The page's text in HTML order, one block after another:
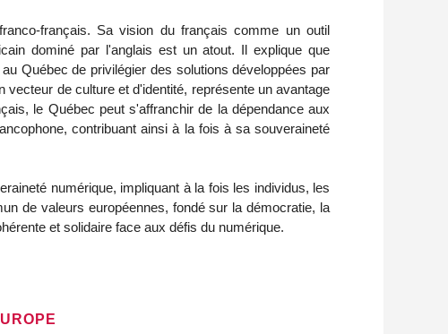
français. Sa vision du français comme un outil
dominé par l'anglais est un atout. Il explique que
Québec de privilégier des solutions développées par
de culture et d'identité, représente un avantage
le Québec peut s'affranchir de la dépendance aux
contribuant ainsi à la fois à sa souveraineté
numérique, impliquant à la fois les individus, les
de valeurs européennes, fondé sur la démocratie, la
et solidaire face aux défis du numérique.